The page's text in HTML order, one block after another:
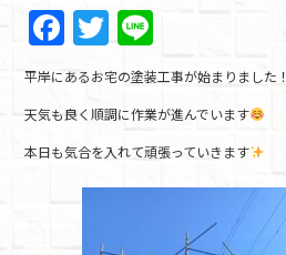
F
a
c
e
b
o
T
w
itt
er
n
e
平岸にあるお宅の塗装工事が始まりました！
天気も良く順調に作業が進んでいます
本日も気合を入れて頑張っていきます